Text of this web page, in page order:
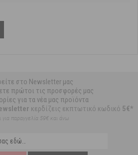
στο Newsletter μας
πρώτοι τις προσφορές μας
για τα νέα μας προϊόντα
κερδίζεις εκπτωτικό κωδικό 5€*
για παραγγελία 59€ και άνω